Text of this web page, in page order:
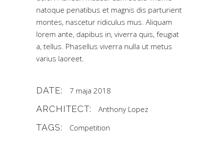
natoque penatibus et magnis dis parturient
montes, nascetur ridiculus mus. Aliquam
lorem ante, dapibus in, viverra quis, feugiat
a, tellus. Phasellus viverra nulla ut metus
varius laoreet.
DATE: 7 maja 2018
ARCHITECT: Anthony Lopez
TAGS: Competition